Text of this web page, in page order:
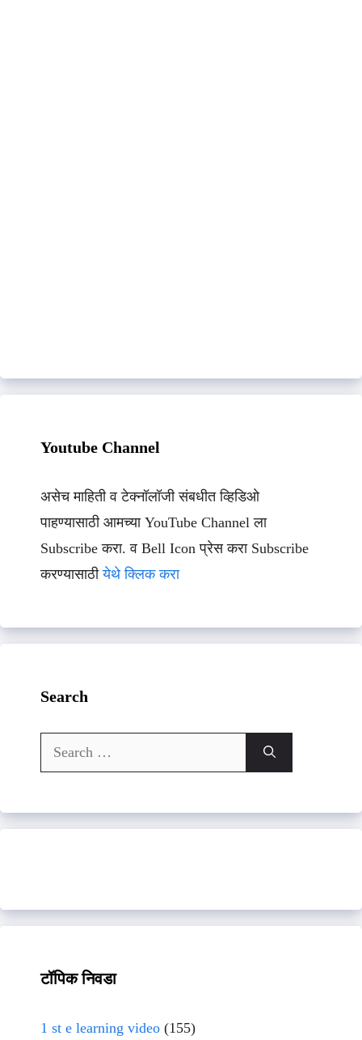
Youtube Channel
असेच माहिती व टेक्नॉलॉजी संबधीत व्हिडिओ
पाहण्यासाठी आमच्या YouTube Channel ला
Subscribe करा. व Bell Icon प्रेस करा Subscribe
करण्यासाठीयेथे क्लिक करा
Search
Search
for:
टॉपिक निवडा
1 st e learning video (155)